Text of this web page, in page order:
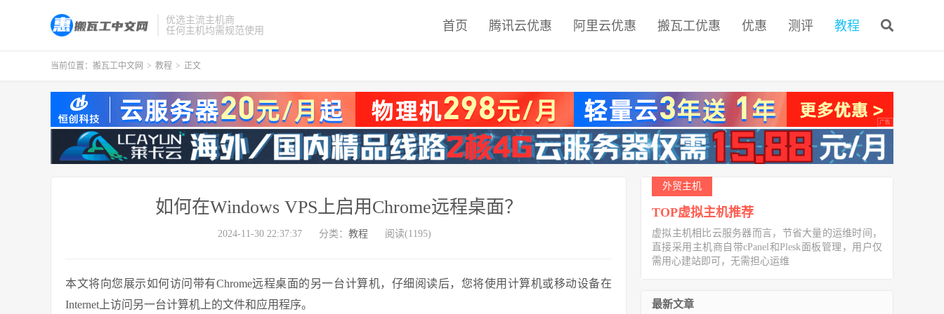
优选主流主机商
任何主机均需规范使用
首页 腾讯云优惠 阿里云优惠 搬瓦工优惠 优惠 测评 教程
当前位置： 搬瓦工中文网 > 教程 > 正文
如何在Windows VPS上启用Chrome远程桌面？
2024-11-30 22:37:37 分类： 教程 阅读(1195)
本文将向您展示如何访问带有Chrome远程桌面的另一台计算机，仔细阅读后，您将使用计算机或移动设备在
Internet上访问另一台计算机上的文件和应用程序。
外贸主机
TOP虚拟主机推荐
虚拟主机相比云服务器而言，节省大量的运维时间，
直接采用主机商自带cPanel和Plesk面板管理，用户仅
需用心建站即可，无需担心运维
最新文章